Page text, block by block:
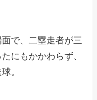
で、二塁走者が三
にもかかわらず、
。